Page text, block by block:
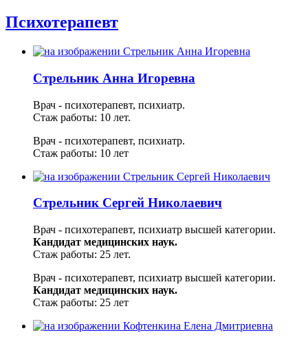
Психотерапевт
Стрельник Анна Игоревна
Врач - психотерапевт, психиатр.
Стаж работы: 10 лет.
Врач - психотерапевт, психиатр.
Стаж работы: 10 лет
Стрельник Сергей Николаевич
Врач - психотерапевт, психиатр высшей категории.
Кандидат медицинских наук.
Стаж работы: 25 лет.
Врач - психотерапевт, психиатр высшей категории.
Кандидат медицинских наук.
Стаж работы: 25 лет